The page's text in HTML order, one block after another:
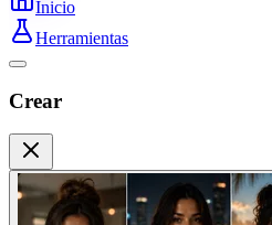
Inicio
Herramientas
Crear